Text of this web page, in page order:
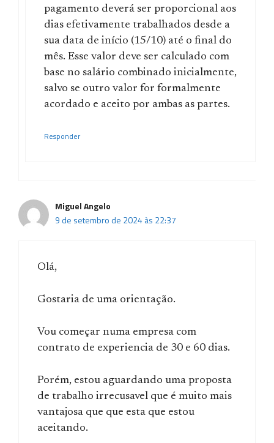
pagamento deverá ser proporcional aos
dias efetivamente trabalhados desde a
sua data de início (15/10) até o final do
mês. Esse valor deve ser calculado com
base no salário combinado inicialmente,
salvo se outro valor for formalmente
acordado e aceito por ambas as partes.
Responder
Miguel Angelo
9 de setembro de 2024 às 22:37
Olá,
Gostaria de uma orientação.
Vou começar numa empresa com
contrato de experiencia de 30 e 60 dias.
Porém, estou aguardando uma proposta
de trabalho irrecusavel que é muito mais
vantajosa que que esta que estou
aceitando.